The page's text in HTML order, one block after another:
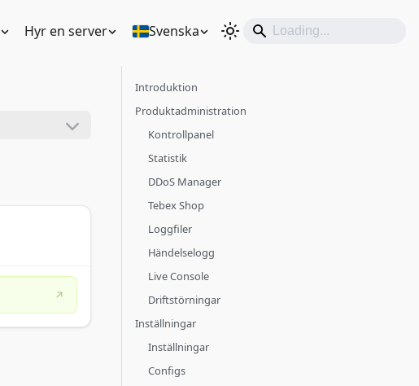
Hyr en server Svenska
Introduktion
Produktadministration
Kontrollpanel
Statistik
DDoS Manager
Tebex Shop
Loggfiler
Händelselogg
Live Console
Driftstörningar
Inställningar
Inställningar
Configs